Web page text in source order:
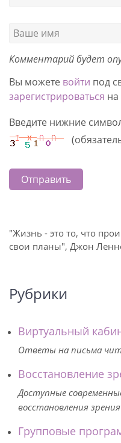
Комментарий будет
Вы можете войти под
зарегистрироваться на
Введите нижние
Отправить
"Жизнь - это то, что
свои планы", Джон
Рубрики
Виртуальный
Ответы на письма
Восстановление
Доступные
восстановления зрения
Групповые